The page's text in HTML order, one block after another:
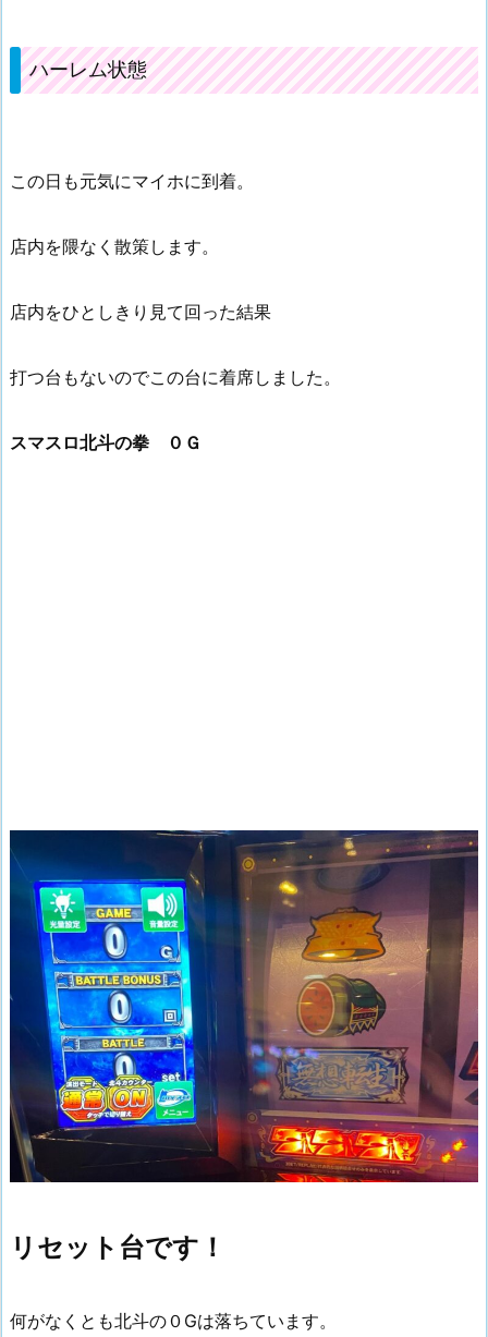
ハーレム状態
この日も元気にマイホに到着。
店内を隈なく散策します。
店内をひとしきり見て回った結果
打つ台もないのでこの台に着席しました。
スマスロ北斗の拳 ０Ｇ
リセット台です！
何がなくとも北斗の０Gは落ちています。